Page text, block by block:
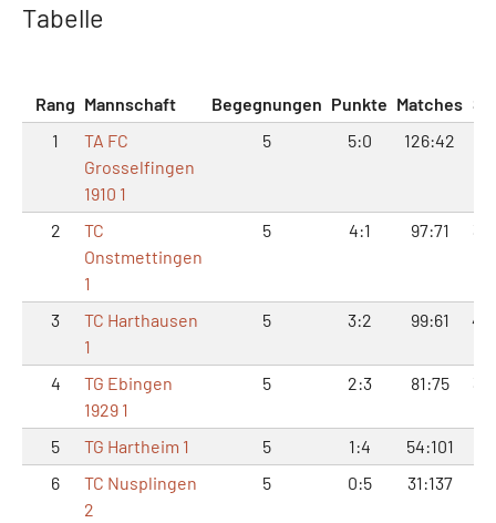
Tabelle
Rang Mannschaft Begegnungen Punkte Matches
1
TA FC
Grosselfingen
1910 1
5 5:0 126:42
2
TC
Onstmettingen
1
5 4:1 97:71
3
TC Harthausen
1
5 3:2 99:61
4
TG Ebingen
1929 1
5 2:3 81:75
5 TG Hartheim 1 5 1:4 54:101
6
TC Nusplingen
2
5 0:5 31:137